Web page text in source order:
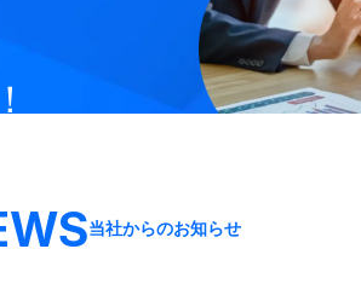
、
ます！
当社からのお知らせ